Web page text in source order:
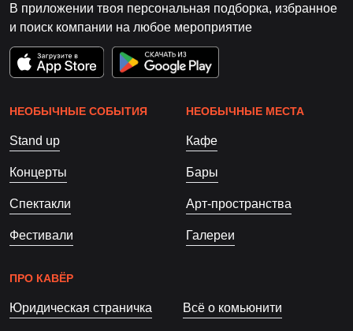
В приложении твоя персональная подборка, избранное
и поиск компании на любое мероприятие
НЕОБЫЧНЫЕ СОБЫТИЯ
Stand up
Концерты
Спектакли
Фестивали
НЕОБЫЧНЫЕ МЕСТА
Кафе
Бары
Арт-пространства
Галереи
ПРО КАВЁР
Юридическая страничка Всё о комьюнити